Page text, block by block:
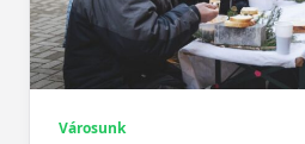
Városunk